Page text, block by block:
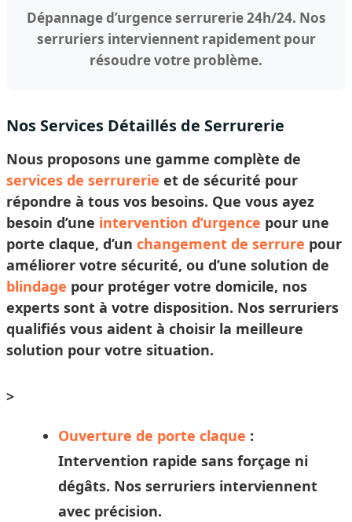
Dépannage d’urgence serrurerie 24h/24. Nos
serruriers interviennent rapidement pour
résoudre votre problème.
Nos Services Détaillés de Serrurerie
Nous proposons une gamme complète de
services de serrurerie et de sécurité pour
répondre à tous vos besoins. Que vous ayez
besoin d’une intervention d’urgence pour une
porte claque, d’un changement de serrure pour
améliorer votre sécurité, ou d’une solution de
blindage pour protéger votre domicile, nos
experts sont à votre disposition. Nos serruriers
qualifiés vous aident à choisir la meilleure
solution pour votre situation.
>
Ouverture de porte claque :
Intervention rapide sans forçage ni
dégâts. Nos serruriers interviennent
avec précision.